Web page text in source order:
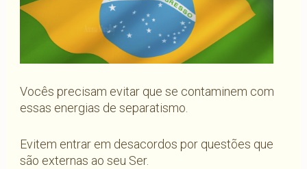
Vocês precisam evitar que se contaminem com
essas energias de separatismo.
Evitem entrar em desacordos por questões que
são externas ao seu Ser.